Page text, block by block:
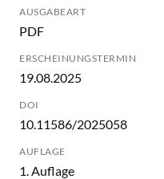
AUSGABEART
PDF
ERSCHEINUNGSTERMIN
19.08.2025
DOI
10.11586/2025058
AUFLAGE
1. Auflage